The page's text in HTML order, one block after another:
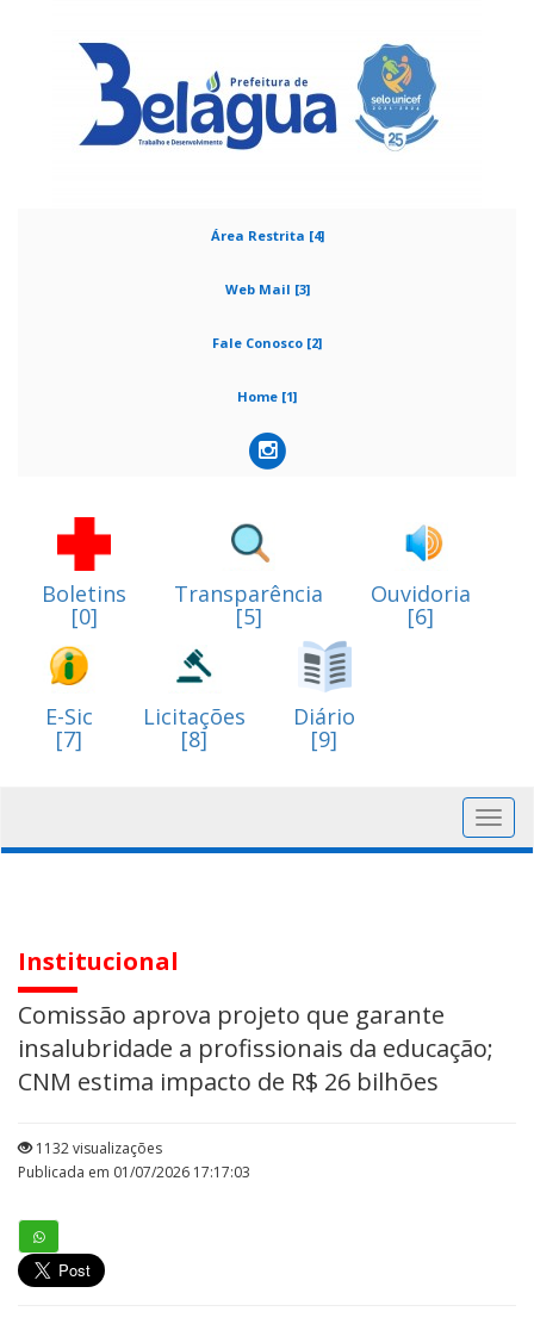
Área Restrita [4]
Web Mail [3]
Fale Conosco [2]
Home [1]
Boletins
[0]
Transparência
[5]
Ouvidoria
[6]
E-Sic
[7]
Licitações
[8]
Diário
[9]
Institucional
Comissão aprova projeto que garante
insalubridade a profissionais da educação;
CNM estima impacto de R$ 26 bilhões
1132 visualizações
Publicada em 01/07/2026 17:17:03